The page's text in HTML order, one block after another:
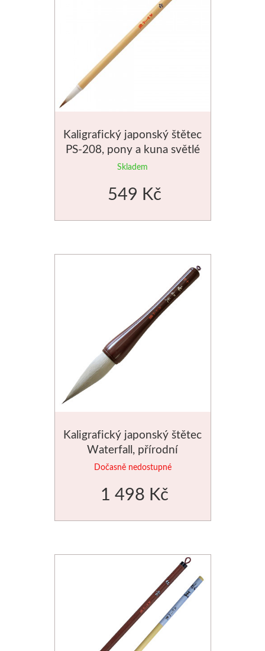
Kaligrafický japonský štětec
PS-208, pony a kuna světlé
chlupy
Skladem
549 Kč
Kaligrafický japonský štětec
Waterfall, přírodní
Dočasně nedostupné
1 498 Kč